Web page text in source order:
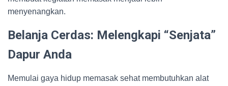
menyenangkan.
Belanja Cerdas: Melengkapi “Senjata”
Dapur Anda
Memulai gaya hidup memasak sehat membutuhkan alat